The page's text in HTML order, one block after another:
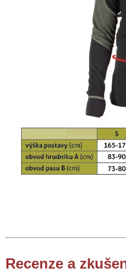
Recenze a